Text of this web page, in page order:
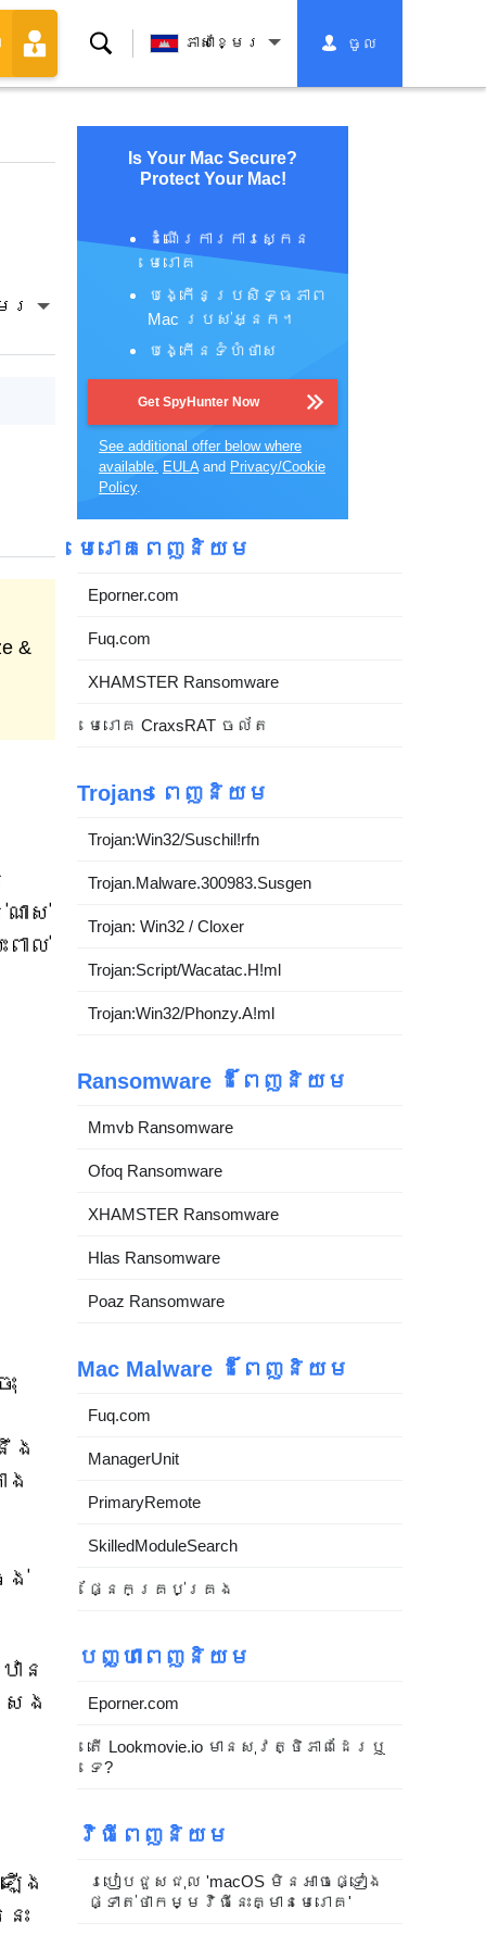
ស្វែងរក ភាសាខ្មែរ ចូល
ែរ
&
ាស់
ាល់
ង
ង
ង់
ាន
េង
ើង
ះ
Is Your Mac Secure?
Protect Your Mac!
ដំណើរការការស្កេន
មេរោគ
បង្កើនប្រសិទ្ធភាព
Mac របស់អ្នក។
បង្កើនទំហំថាស
Get SpyHunter Now
See additional offer below where
available. EULAand Privacy/Cookie
Policy.
មេរោគពេញនិយម
Eporner.com
Fuq.com
XHAMSTER Ransomware
មេរោគ CraxsRAT ចល័ត
Trojans ពេញនិយម
Trojan:Win32/Suschil!rfn
Trojan.Malware.300983.Susgen
Trojan: Win32 / Cloxer
Trojan:Script/Wacatac.H!ml
Trojan:Win32/Phonzy.A!ml
Ransomware ដ៏ពេញនិយម
Mmvb Ransomware
Ofoq Ransomware
XHAMSTER Ransomware
Hlas Ransomware
Poaz Ransomware
Mac Malware ដ៏ពេញនិយម
Fuq.com
ManagerUnit
PrimaryRemote
SkilledModuleSearch
ផ្នែកគ្រប់គ្រង
បញ្ហាពេញនិយម
Eporner.com
តើ Lookmovie.io មានសុវត្ថិភាពដែរឬ
ទេ?
វិធីពេញនិយម
របៀបជួសជុល 'macOS មិនអាចផ្ទៀង
ផ្ទាត់ថាកម្មវិធីនេះគ្មានមេរោគ'